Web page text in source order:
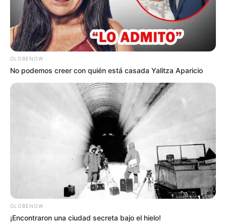
noche del miércoles 23 de agosto.
GLOBENOW
No podemos creer con quién está casada Yalitza Aparicio
GLOBENOW
¡Encontraron una ciudad secreta bajo el hielo!